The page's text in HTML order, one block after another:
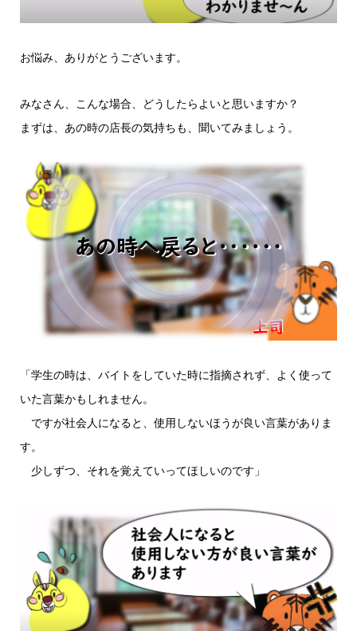
お悩み、ありがとうございます。
みなさん、こんな場合、どうしたらよいと思いますか？
まずは、あの時の店長の気持ちも、聞いてみましょう。
「学生の時は、バイトをしていた時に指摘されず、よく使って
いた言葉かもしれません。
ですが社会人になると、使用しないほうが良い言葉がありま
す。
少しずつ、それを覚えていってほしいのです」